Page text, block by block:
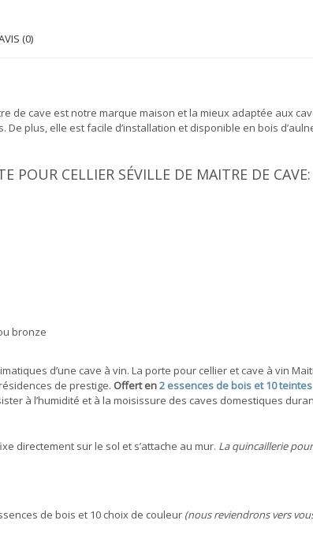
(0)
de cave est notre marque maison et la mieux adaptée aux
plus, elle est facile d’installation et disponible en bois
POUR CELLIER SÉVILLE DE MAITRE DE CAVE:
bronze
d’une cave à vin. La porte pour cellier et cave à vin
de prestige. Offert en2 essences de bois et 10 teintes
à l’humidité et à la moisissure des caves domestiques
directement sur le sol et s’attache au mur. La quincaillerie
de bois et 10 choix de couleur (nous reviendrons vers